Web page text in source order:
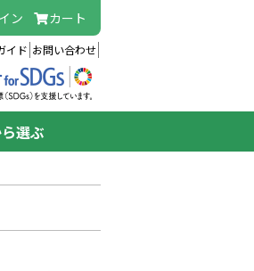
ン カート
イド お問い合わせ
選ぶ